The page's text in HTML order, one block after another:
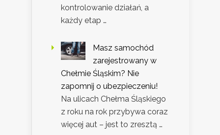
kontrolowanie działań, a
każdy etap …
Masz samochód
zarejestrowany w
Chełmie Śląskim? Nie
zapomnij o ubezpieczeniu!
Na ulicach Chełma Śląskiego
z roku na rok przybywa coraz
więcej aut – jest to zresztą …